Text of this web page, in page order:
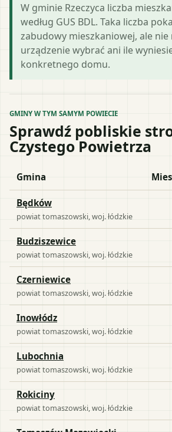
W gminie Rzeczyca liczba
według GUS BDL. Taka liczba
zabudowy mieszkaniowej, ale nie
urządzenie wybrać ani ile
konkretnego domu.
GMINY W TYM SAMYM POWIECIE
Sprawdź pobliskie
Czystego Powietrza
Gmina
Będków
powiattomaszowski , woj.łódzkie
Budziszewice
powiattomaszowski , woj.łódzkie
Czerniewice
powiattomaszowski , woj.łódzkie
Inowłódz
powiattomaszowski , woj.łódzkie
Lubochnia
powiattomaszowski , woj.łódzkie
Rokiciny
powiattomaszowski , woj.łódzkie